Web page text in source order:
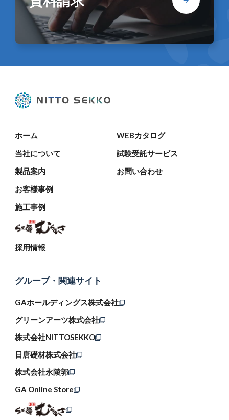
ホーム
当社について
製品案内
お客様事例
施工事例
採用情報
WEBカタログ
試験受託サービス
お問い合わせ
グループ・関連サイト
GAホールディングス株式会社
グリーンアーツ株式会社
株式会社NITTOSEKKO
日唐礎材株式会社
株式会社永陵郭
GA Online Store